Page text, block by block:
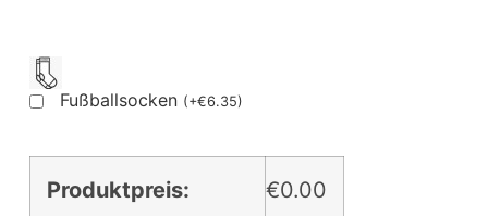
Fußballsocken (+€6.35)
Produktpreis: €0.00